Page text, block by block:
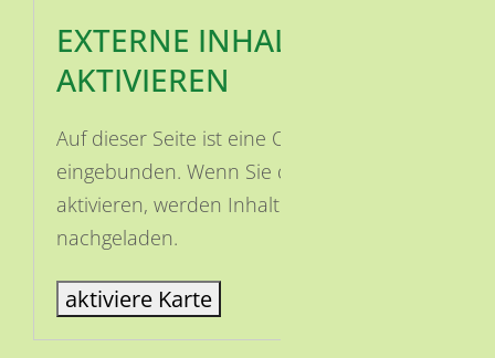
EXTERNE INHALTE
AKTIVIEREN
Auf dieser Seite ist eine OSM Karte
eingebunden. Wenn Sie die Karte
aktivieren, werden Inhalte von OSM
nachgeladen.
aktiviere Karte